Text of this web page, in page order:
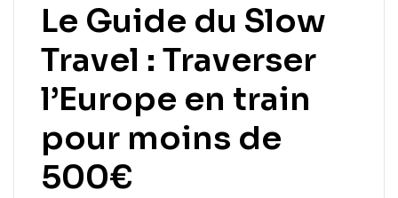
Le Guide du Slow
Travel : Traverser
l’Europe en train
pour moins de
500€